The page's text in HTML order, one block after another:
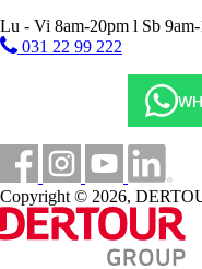
Lu - Vi 8am-20pm l Sb
031 22 99 222
Copyright © 2026,